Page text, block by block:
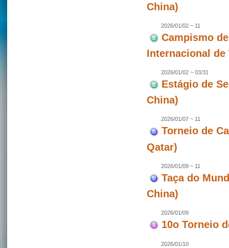
China)
2026/01/02 ~ 11
Campismo
Internacional de
2026/01/02 ~ 03/31
Estágio de
China)
2026/01/07 ~ 11
Torneio de
Qatar)
2026/01/09 ~ 11
Taça do
China)
2026/01/09
10o Torneio
2026/01/10